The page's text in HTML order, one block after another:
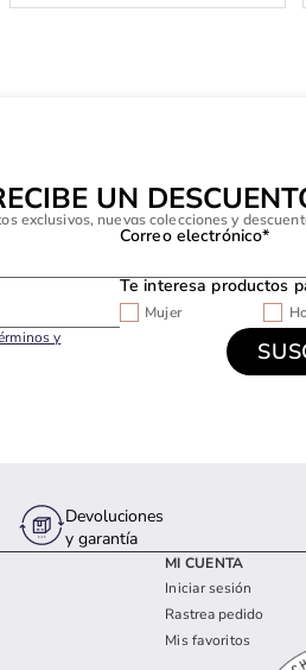
UN
exclusivos, nuevas colecciones y
Correo electrónico*
Te interesa productos
Mujer
y
Devoluciones
y garantía
MI CUENTA
Iniciar sesión
Rastrea pedido
Mis favoritos